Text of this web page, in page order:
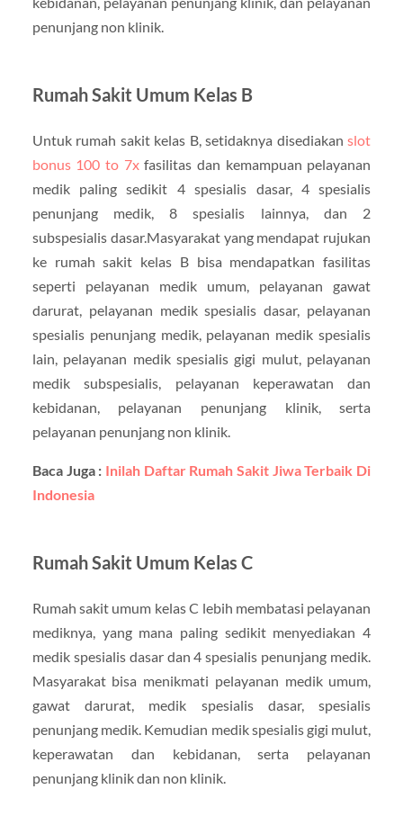
penunjang non klinik.
Rumah Sakit Umum Kelas B
Untuk rumah sakit kelas B, setidaknya disediakanslot
bonus 100 to 7xfasilitas dan kemampuan pelayanan
medik paling sedikit 4 spesialis dasar, 4 spesialis
penunjang medik, 8 spesialis lainnya, dan 2
subspesialis dasar.Masyarakat yang mendapat rujukan
ke rumah sakit kelas B bisa mendapatkan fasilitas
seperti pelayanan medik umum, pelayanan gawat
darurat, pelayanan medik spesialis dasar, pelayanan
spesialis penunjang medik, pelayanan medik spesialis
lain, pelayanan medik spesialis gigi mulut, pelayanan
medik subspesialis, pelayanan keperawatan dan
kebidanan, pelayanan penunjang klinik, serta
pelayanan penunjang non klinik.
Baca Juga : Inilah Daftar Rumah Sakit Jiwa Terbaik Di
Indonesia
Rumah Sakit Umum Kelas C
Rumah sakit umum kelas C lebih membatasi pelayanan
mediknya, yang mana paling sedikit menyediakan 4
medik spesialis dasar dan 4 spesialis penunjang medik.
Masyarakat bisa menikmati pelayanan medik umum,
gawat darurat, medik spesialis dasar, spesialis
penunjang medik. Kemudian medik spesialis gigi mulut,
keperawatan dan kebidanan, serta pelayanan
penunjang klinik dan non klinik.